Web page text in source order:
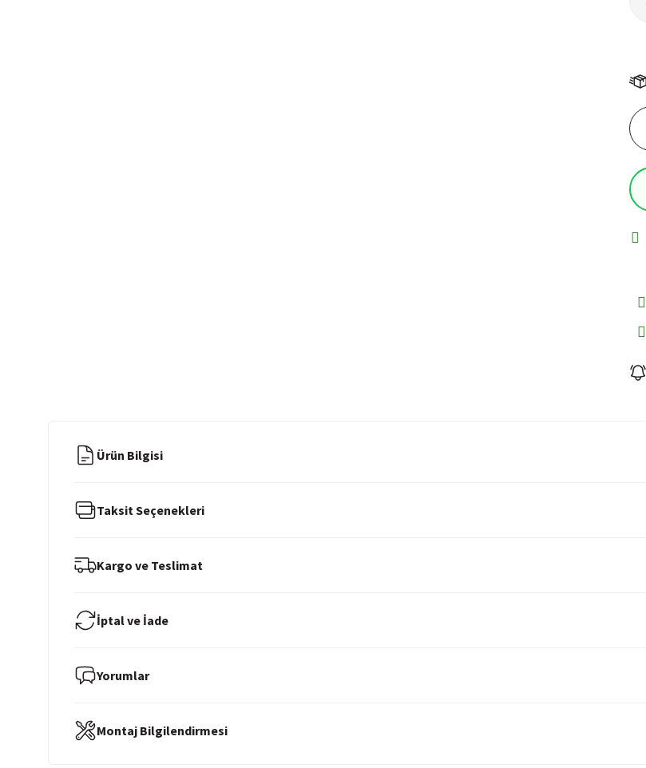
Ürün Bilgisi
Taksit Seçenekleri
Kargo ve Teslimat
İptal ve İade
Yorumlar
Montaj Bilgilendirmesi